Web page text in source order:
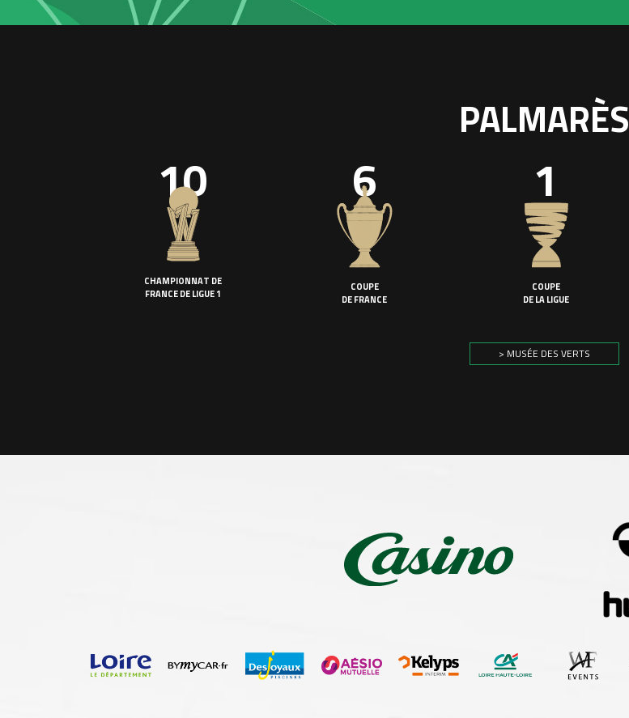
PALMARÈS
10
CHAMPIONNAT DE
FRANCE DE LIGUE 1
6
COUPE
DE FRANCE
1
COUPE
DE LA LIGUE
> MUSÉE DES VERTS